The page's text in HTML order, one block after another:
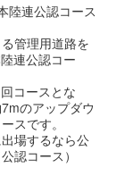
陸連公認コース
管理用道路を
連公認コー
コースとな
のアップダウ
スです。
場するなら公
認コース）